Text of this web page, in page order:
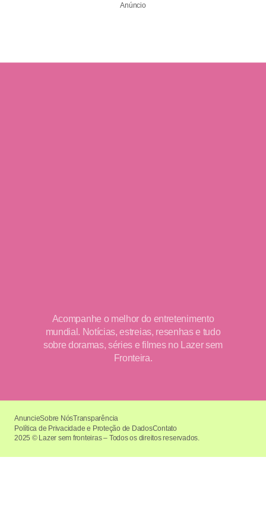
Anúncio
Acompanhe o melhor do entretenimento
mundial. Notícias, estreias, resenhas e tudo
sobre doramas, séries e filmes no Lazer sem
Fronteira.
2025 © Lazer sem fronteiras – Todos os direitos reservados.
AnuncieSobre NósTransparência
Política de Privacidade e Proteção de DadosContato